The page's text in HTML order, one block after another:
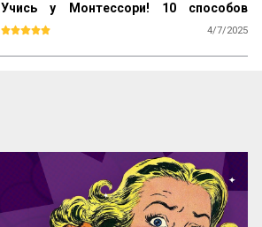
Учись у Монтессори! 10 способов
сохранить наследие
4/7/2025
можно найти, изучив опыт Марии
Монтессори — педагога, который не
только разработал уникальную систему
воспитания, но и создал механизм её
сохранения и развития по всему миру.